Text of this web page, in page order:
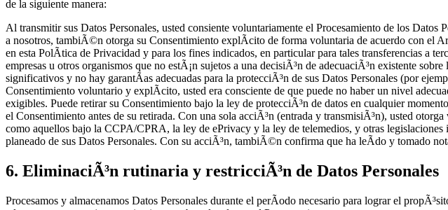
de la siguiente manera:
Al transmitir sus Datos Personales, usted consiente voluntariamente el Procesamiento de los
a nosotros, tambiÃ©n otorga su Consentimiento explÃ­cito de forma voluntaria de acuerdo con el
en esta PolÃ­tica de Privacidad y para los fines indicados, en particular para tales transferencias a
empresas u otros organismos que no estÃ¡n sujetos a una decisiÃ³n de adecuaciÃ³n existente
significativos y no hay garantÃ­as adecuadas para la protecciÃ³n de sus Datos Personales (por
Consentimiento voluntario y explÃ­cito, usted era consciente de que puede no haber un nivel
exigibles. Puede retirar su Consentimiento bajo la ley de protecciÃ³n de datos en cualquier
el Consentimiento antes de su retirada. Con una sola acciÃ³n (entrada y transmisiÃ³n), usted
como aquellos bajo la CCPA/CPRA, la ley de ePrivacy y la ley de telemedios, y otras
planeado de sus Datos Personales. Con su acciÃ³n, tambiÃ©n confirma que ha leÃ­do y tomado
6. EliminaciÃ³n rutinaria y restricciÃ³n de Datos Personales
Procesamos y almacenamos Datos Personales durante el perÃ­odo necesario para lograr el